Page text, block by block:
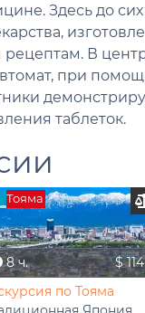
Здесь до
В
при
таблеток.
Тояма
8 ч.
$ 114
по Тояма